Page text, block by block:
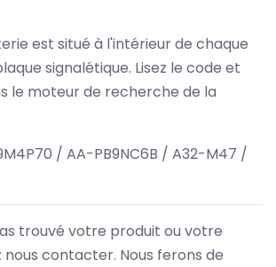
est situé à l'intérieur de chaque
signalétique. Lisez le code et
le moteur de recherche de la
/ AA-PB9NC6B / A32-M47 /
trouvé votre produit ou votre
nous contacter. Nous ferons de